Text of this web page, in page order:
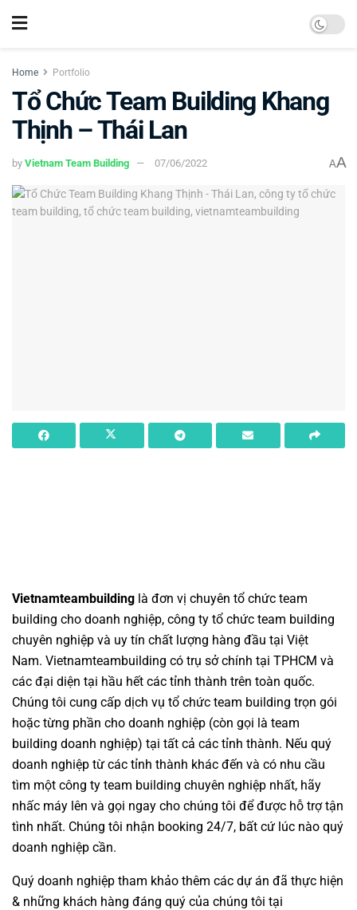
Home Portfolio
Tổ Chức Team Building Khang
Thịnh – Thái Lan
by Vietnam Team Building 07/06/2022 AA
Vietnamteambuilding là đơn vị chuyên tổ chức team
building cho doanh nghiệp, công ty tổ chức team building
chuyên nghiệp và uy tín chất lượng hàng đầu tại Việt
Nam. Vietnamteambuilding có trụ sở chính tại TPHCM và
các đại diện tại hầu hết các tỉnh thành trên toàn quốc.
Chúng tôi cung cấp dịch vụ tổ chức team building trọn gói
hoặc từng phần cho doanh nghiệp (còn gọi là team
building doanh nghiệp) tại tất cả các tỉnh thành. Nếu quý
doanh nghiệp từ các tỉnh thành khác đến và có nhu cầu
tìm một công ty team building chuyên nghiệp nhất, hãy
nhấc máy lên và gọi ngay cho chúng tôi để được hỗ trợ tận
tình nhất. Chúng tôi nhận booking 24/7, bất cứ lúc nào quý
doanh nghiệp cần.
Quý doanh nghiệp tham khảo thêm các dự án đã thực hiện
& những khách hàng đáng quý của chúng tôi tại